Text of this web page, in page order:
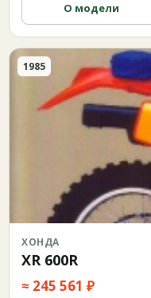
О модели
1985
ХОНДА
XR 600R
≈ 245 561 ₽